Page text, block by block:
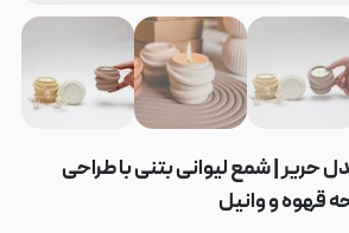
حریر | شمع لیوانی بتنی با طراحی
قهوه و وانیل